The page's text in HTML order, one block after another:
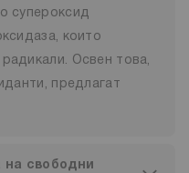
супероксид
които
Освен това,
предлагат
на свободни